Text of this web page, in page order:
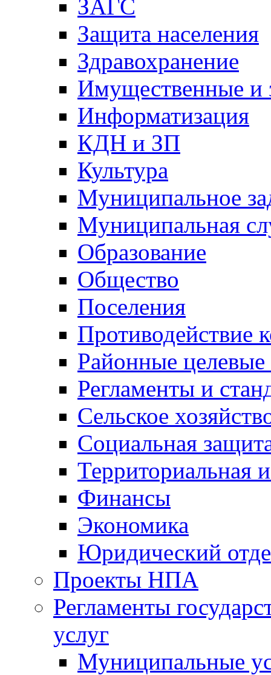
ЗАГС
Защита населения
Здравохранение
Имущественные и
Информатизация
КДН и ЗП
Культура
Муниципальное
Муниципальная
Образование
Общество
Поселения
Противодействие
Районные
Регламенты и
Сельское
Социальная
Территориальная
Финансы
Экономика
Юридический
Проекты НПА
Регламенты
услуг
Муниципальные